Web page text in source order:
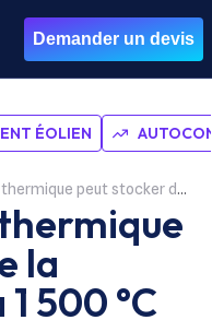
Demander un devis
ÉOLIEN
stocker de la chaleur jusqu'à 1 500 °C
la
500 °C